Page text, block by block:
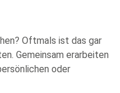
Oftmals ist das gar
Gemeinsam erarbeiten
oder